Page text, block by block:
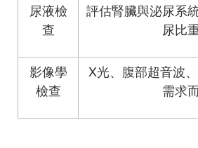
尿液檢
查
評估腎臟與泌尿系
尿比
影像學
檢查
X光、腹部超音波
需求